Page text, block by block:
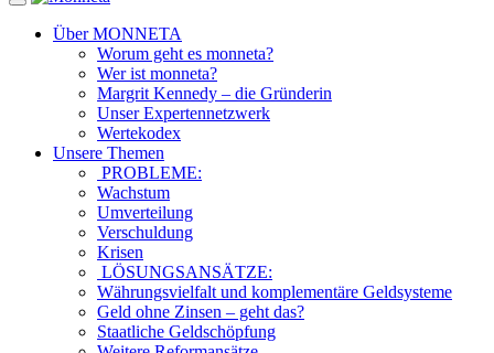
Toggle
navigationÜber MONNETA
Worum geht es monneta?
Wer ist monneta?
Margrit Kennedy – die Gründerin
Unser Expertennetzwerk
Wertekodex
Unsere Themen
PROBLEME:
Wachstum
Umverteilung
Verschuldung
Krisen
LÖSUNGSANSÄTZE:
Währungsvielfalt und komplementäre Geldsysteme
Geld ohne Zinsen – geht das?
Staatliche Geldschöpfung